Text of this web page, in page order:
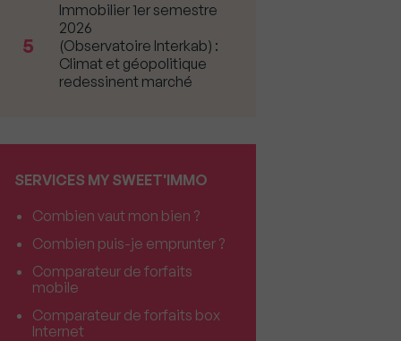
5
Immobilier 1er semestre
2026
(Observatoire Interkab) :
Climat et géopolitique
redessinent marché
SERVICES MY SWEET'IMMO
Combien vaut mon bien ?
Combien puis-je emprunter ?
Comparateur de forfaits
mobile
Comparateur de forfaits box
Internet